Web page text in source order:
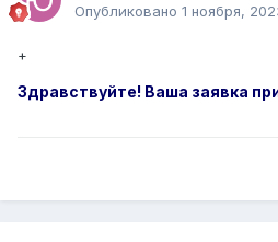
Опубликовано 1 ноября,
+
Здравствуйте! Ваша заявка